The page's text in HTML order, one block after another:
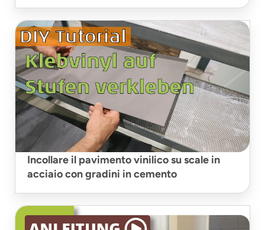
Incollare il pavimento vinilico su scale in
acciaio con gradini in cemento